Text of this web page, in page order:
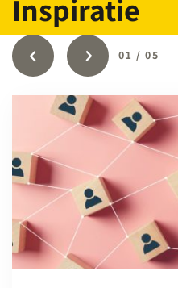
Inspiratie
01 / 05